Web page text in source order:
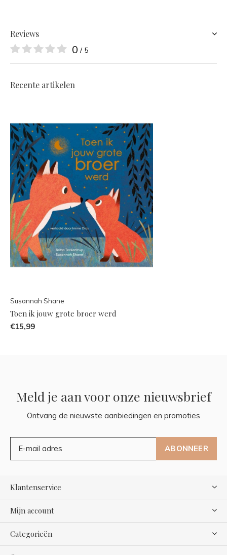
Reviews
0 / 5
Recente artikelen
Susannah Shane
Toen ik jouw grote broer werd
€15,99
Meld je aan voor onze nieuwsbrief
Ontvang de nieuwste aanbiedingen en promoties
ABONNEER
Klantenservice
Mijn account
Categorieën